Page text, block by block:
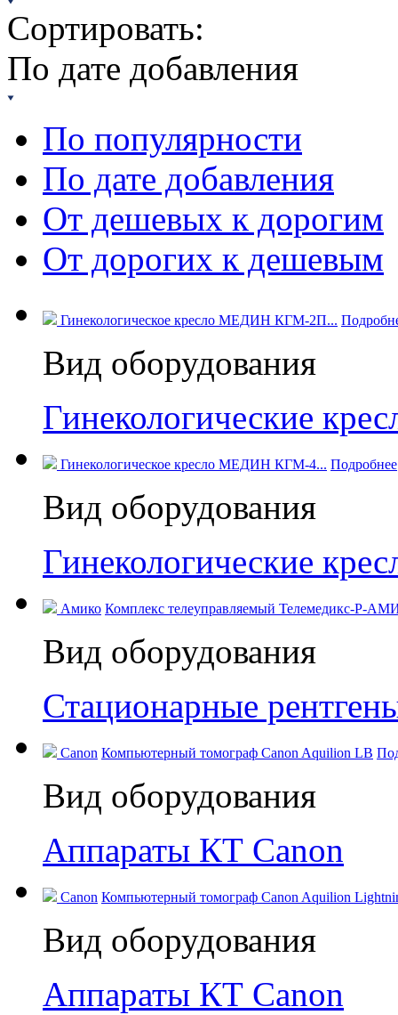
Сортировать:
По дате добавления
По популярности
По дате добавления
От дешевых к дорогим
От дорогих к дешевым
Гинекологическое кресло МЕДИН КГМ-2П...
Вид оборудования
Гинекологические
Гинекологическое кресло МЕДИН КГМ-4... Подробнее
Вид оборудования
Гинекологические
Амико Комплекс телеуправляемый Телемедикс-Р-
Вид оборудования
Стационарные
Canon Компьютерный томограф Canon Aquilion LB
Вид оборудования
Аппараты КТ Canon
Canon Компьютерный томограф Canon Aquilion
Вид оборудования
Аппараты КТ Canon